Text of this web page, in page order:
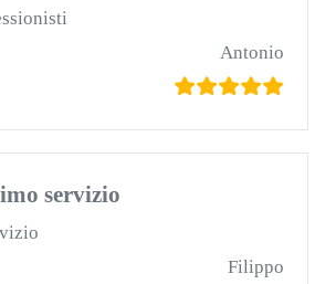
Antonio
servizio
Filippo